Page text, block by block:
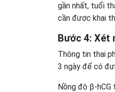
gần nhất, tuổi
cần được khai
Bước 4: Xét
Thông tin thai
3 ngày để có
Nồng độ β-